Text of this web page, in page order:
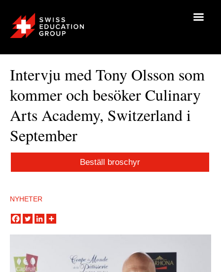
Intervju med Tony Olsson som
kommer och besöker Culinary
Arts Academy, Switzerland i
September
Beställ broschyr
NYHETER